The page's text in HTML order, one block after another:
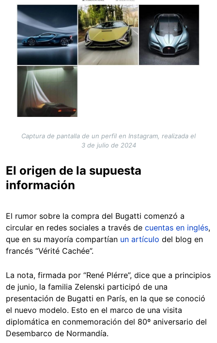
Captura de pantalla de un perfil en Instagram, realizada el
3 de julio de 2024
El origen de la supuesta
información
El rumor sobre la compra del Bugatti comenzó a
circular en redes sociales a través de cuentas en inglés,
que en su mayoría compartían un artículo del blog en
francés “Vérité Cachée”.
La nota, firmada por “René Plérre”, dice que a principios
de junio, la familia Zelenski participó de una
presentación de Bugatti en París, en la que se conoció
el nuevo modelo. Esto en el marco de una visita
diplomática en conmemoración del 80º aniversario del
Desembarco de Normandía.